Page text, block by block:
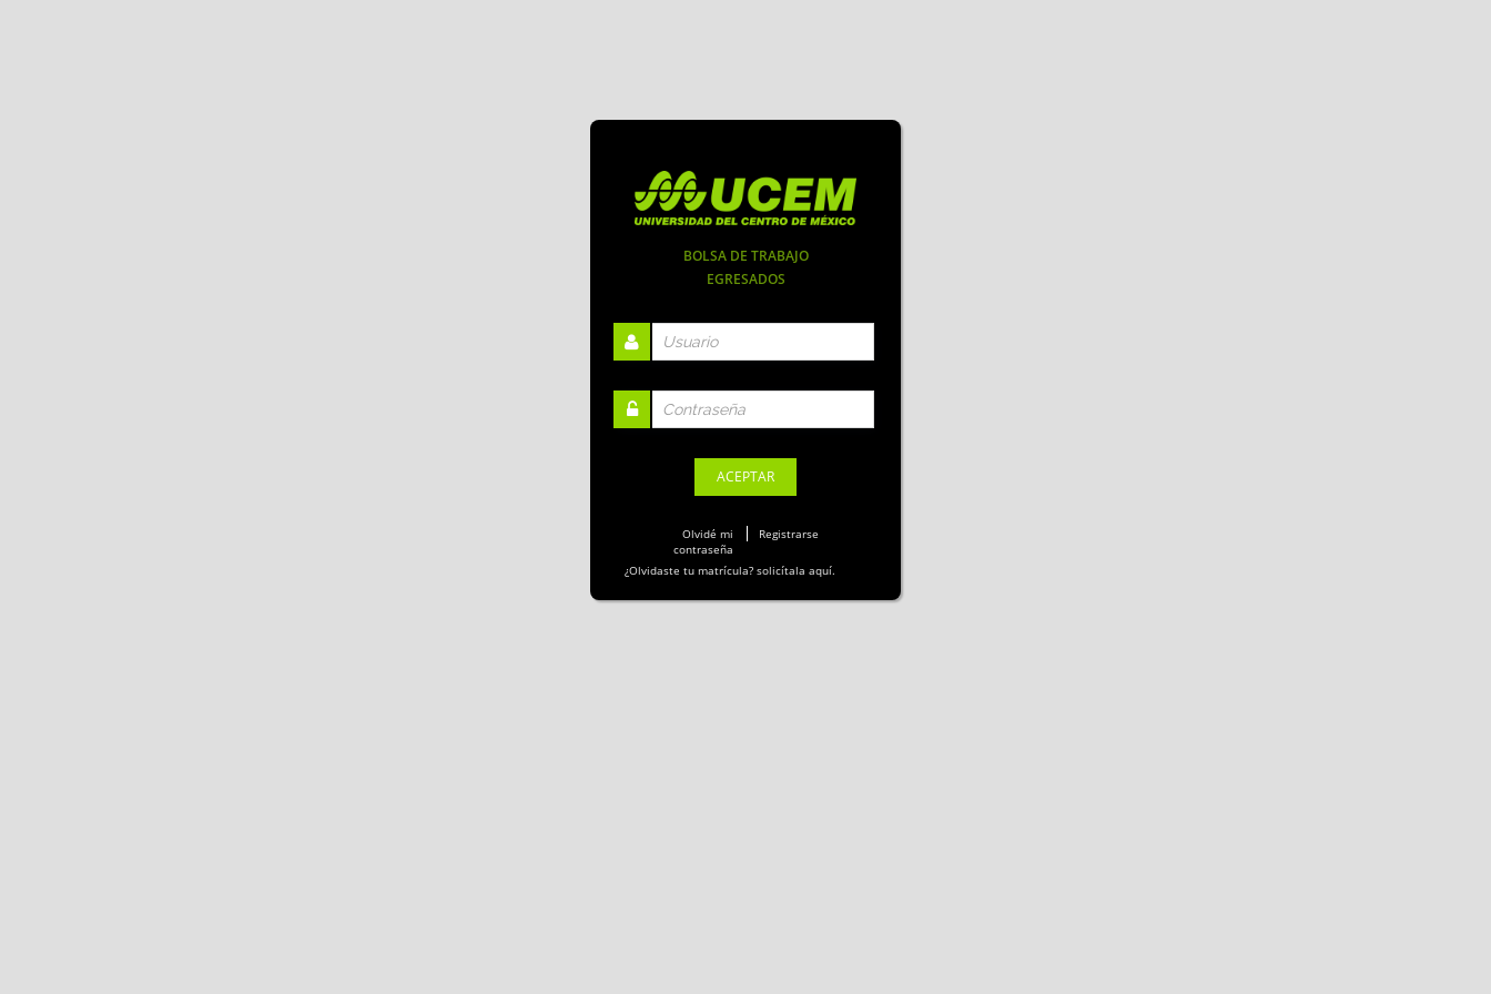
BOLSA DE TRABAJO
EGRESADOS
Olvidé mi
contraseña
Registrarse
¿Olvidaste tu matrícula? solicítala aquí.